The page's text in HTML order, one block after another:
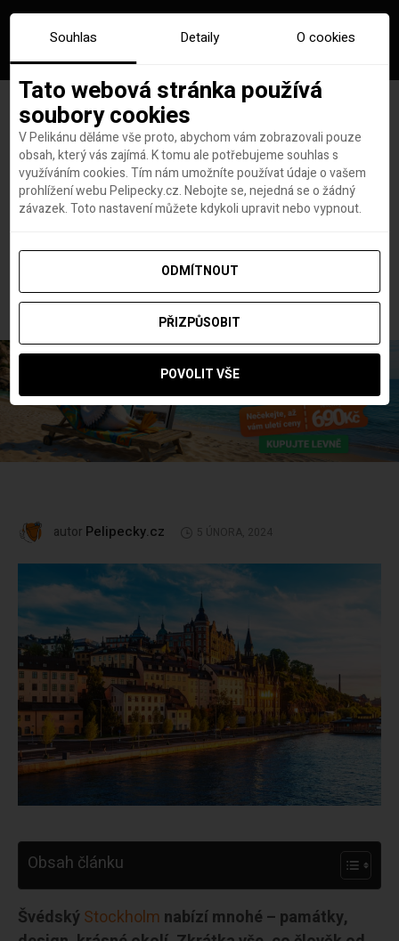
Hlavní stránka Letenky
Evropa
Stockholm z Vídně od 1 172 Kč. Objev v březnu jedno z
nejkrásnějších měst
Kč. Objev v březnu jedno z
nejkrásnějších měst
autor Pelipecky.cz 5 ÚNORA, 2024
Obsah článku
ŠvédskýStockholm nabízí mnohé – památky,
Souhlas Detaily O cookies
Tato webová stránka používá
soubory cookies
V Pelikánu děláme vše proto, abychom vám zobrazovali pouze
obsah, který vás zajímá. K tomu ale potřebujeme souhlas s
využíváním cookies. Tím nám umožníte používat údaje o vašem
prohlížení webu Pelipecky.cz. Nebojte se, nejedná se o žádný
závazek. Toto nastavení můžete kdykoli upravit nebo vypnout.
ODMÍTNOUT
PŘIZPŮSOBIT
POVOLIT VŠE